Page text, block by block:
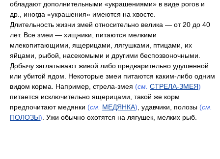
обладают дополнительными «украшениями» в виде рогов и
др., иногда «украшения» имеются на хвосте.
Длительность жизни змей относительно велика — от 20 до 40
лет. Все змеи — хищники, питаются мелкими
млекопитающими, ящерицами, лягушками, птицами, их
яйцами, рыбой, насекомыми и другими беспозвоночными.
Добычу заглатывают живой либо предварительно удушенной
или убитой ядом. Некоторые змеи питаются каким-либо одним
видом корма. Например, стрела-змея (см. СТРЕЛА-ЗМЕЯ)
питается исключительно ящерицами, такой же корм
предпочитают медянки (см. МЕДЯНКА) , удавчики, полозы (см.
ПОЛОЗЫ) . Ужи обычно охотятся на лягушек, мелких рыб.